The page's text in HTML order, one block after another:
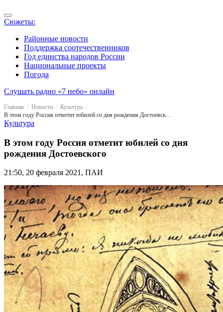
Сюжеты:
Районные новости
Поддержка соотечественников
Год единства народов России
Национальные проекты
Погода
Слушать радио «7 небо» онлайн
Главная Новости
Культура
В этом году Россия отметит юбилей со дня рождения Достоевского
Культура
В этом году Россия отметит юбилей со дня
рождения Достоевского
21:50, 20 февраля 2021, ПАИ